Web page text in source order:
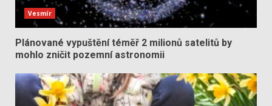
Vesmír
Plánované vypuštění téměř 2 milionů satelitů by
mohlo zničit pozemní astronomii